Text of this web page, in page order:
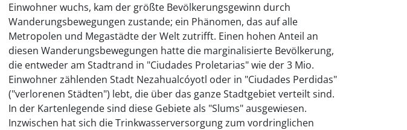
Einwohner wuchs, kam der größte Bevölkerungsgewinn durch
Wanderungsbewegungen zustande; ein Phänomen, das auf alle
Metropolen und Megastädte der Welt zutrifft. Einen hohen Anteil an
diesen Wanderungsbewegungen hatte die marginalisierte Bevölkerung,
die entweder am Stadtrand in "Ciudades Proletarias" wie der 3 Mio.
Einwohner zählenden Stadt Nezahualcóyotl oder in "Ciudades Perdidas"
("verlorenen Städten") lebt, die über das ganze Stadtgebiet verteilt sind.
In der Kartenlegende sind diese Gebiete als "Slums" ausgewiesen.
Inzwischen hat sich die Trinkwasserversorgung zum vordringlichen